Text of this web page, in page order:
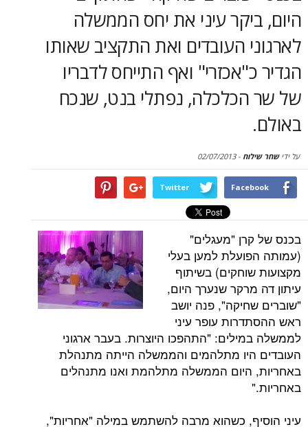
עיני את יחס הממשלה
העובדים ואת התקציב שאותו
ואף התייחס לדבריו
נפתלי בנט, שנכח
-
02/07/2013
Twitter
"מעגלים"
למען בעלי
בשיתוף
שנערך היום,
פנה יושב
עופר עיני
"התהפכו היוצרות. בעבר ארגוני
מתלהמים והממשלה הייתה מתנהלת
הממשלה מתלהמת ואנו מתנהלים
כשהוא מרבה להשתמש במילה "אחריות",